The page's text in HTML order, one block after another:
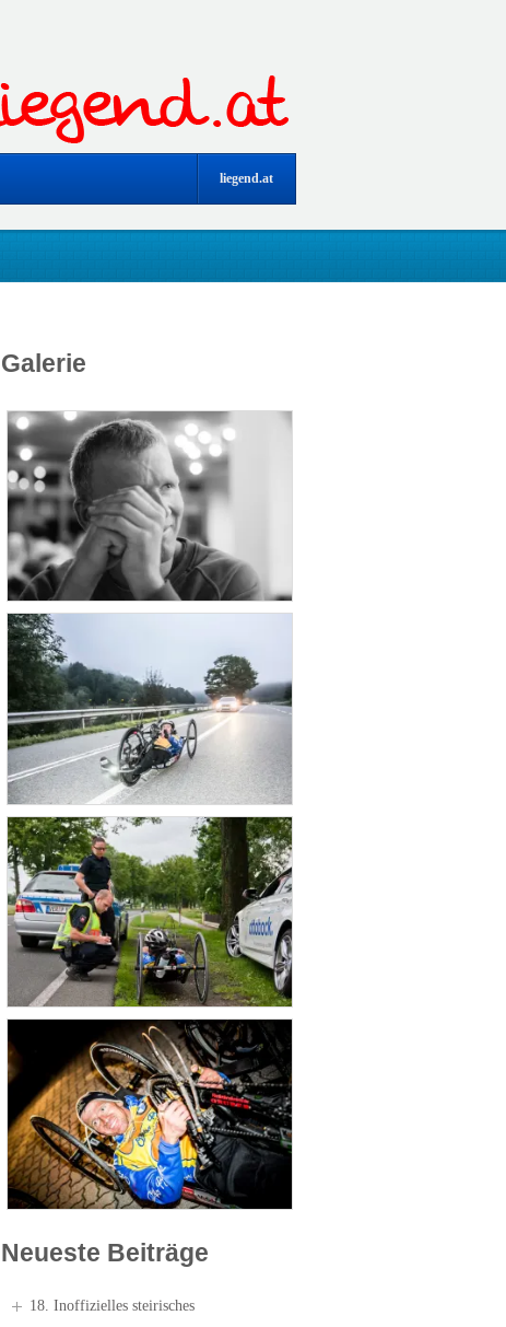
liegend.at
Galerie
Neueste Beiträge
18. Inoffizielles steirisches